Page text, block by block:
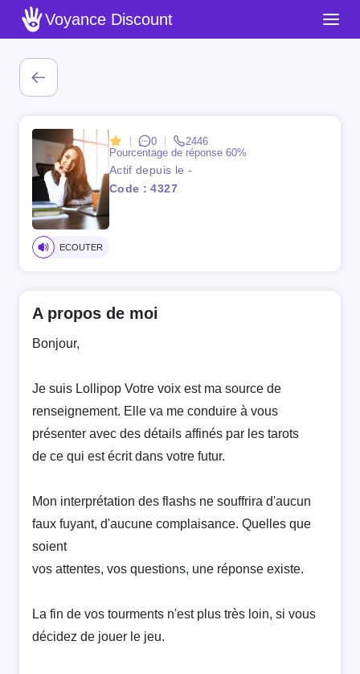
Voyance Discount
ECOUTER
0
2446
Pourcentage de réponse 60%
Actif depuis le -
Code : 4327
A propos de moi
Bonjour,
Je suis Lollipop Votre voix est ma source de
renseignement. Elle va me conduire à vous
présenter avec des détails affinés par les tarots
de ce qui est écrit dans votre futur.
Mon interprétation des flashs ne souffrira d'aucun
faux fuyant, d'aucune complaisance. Quelles que
soient
vos attentes, vos questions, une réponse existe.
La fin de vos tourments n'est plus très loin, si vous
décidez de jouer le jeu.